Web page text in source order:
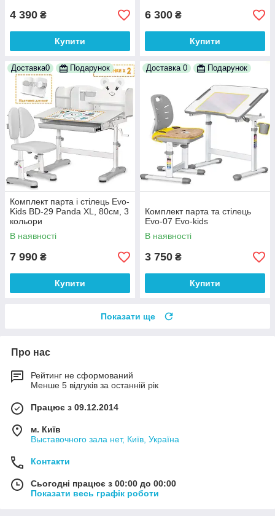
4 390 ₴
Купити
6 300 ₴
Купити
Доставка0 Подарунок
Комплект парта і стілець Evo-
Kids BD-29 Panda XL, 80см, 3
кольори
В наявності
7 990 ₴
Купити
Доставка 0 Подарунок
Комплект парта та стілець
Evo-07 Evo-kids
В наявності
3 750 ₴
Купити
Показати ще
Про нас
Рейтинг не сформований
Менше 5 відгуків за останній рік
Працює з 09.12.2014
м. Київ
Выставочного зала нет, Київ, Україна
Контакти
Сьогодні працює з 00:00 до 00:00
Показати весь графік роботи